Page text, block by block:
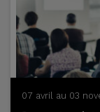
07 avril au 03